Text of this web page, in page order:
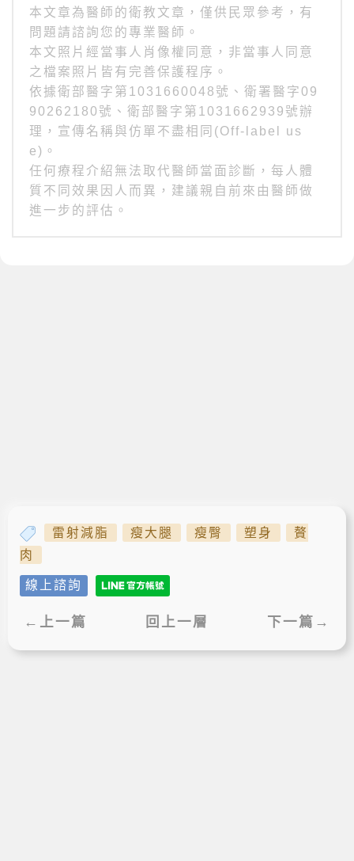
本文章為醫師的衛教文章，僅供民眾參考，有
問題請諮詢您的專業醫師。
本文照片經當事人肖像權同意，非當事人同意
之檔案照片皆有完善保護程序。
依據衛部醫字第1031660048號、衛署醫字09
90262180號、衛部醫字第1031662939號辦
理，宣傳名稱與仿單不盡相同(Off-label us
e)。
任何療程介紹無法取代醫師當面診斷，每人體
質不同效果因人而異，建議親自前來由醫師做
進一步的評估。
雷射減脂 瘦大腿 瘦臀 塑身
贅
肉
線上諮詢
←上一篇 回上一層 下一篇→